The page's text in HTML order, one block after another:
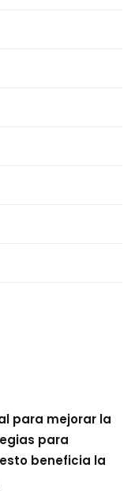
para mejorar la
para
beneficia la